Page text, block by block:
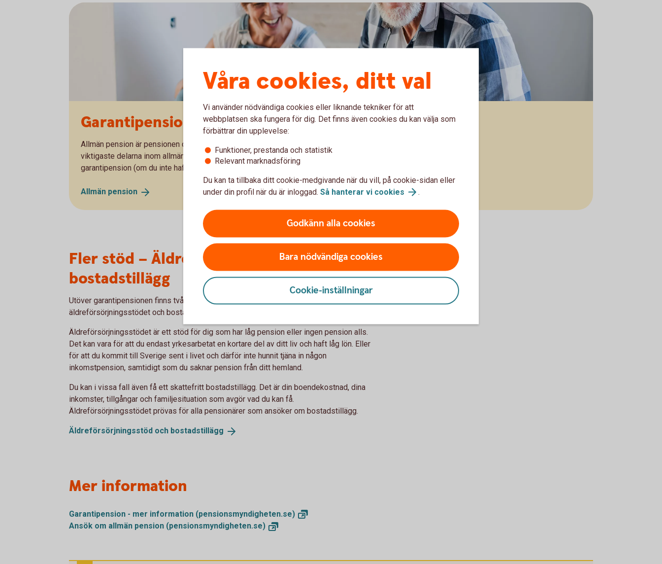
Garantipension – en del av allmän pension
Allmän pension är pensionen du får från staten om du arbetat eller bott i Sverige. De
viktigaste delarna inom allmän pension är inkomstpension, premiepension (PPM) och
garantipension (om du inte haft någon, eller låg, inkomst). Läs mer om allmän pension.
Allmän pension
Fler stöd – Äldreförsörjningsstöd och
bostadstillägg
Utöver garantipensionen finns två andra stöd som du i vissa fall kan få -
äldreförsörjningsstödet och bostadstillägg.
Äldreförsörjningsstödet är ett stöd för dig som har låg pension eller ingen pension alls.
Det kan vara för att du endast yrkesarbetat en kortare del av ditt liv och haft låg lön. Eller
för att du kommit till Sverige sent i livet och därför inte hunnit tjäna in någon
inkomstpension, samtidigt som du saknar pension från ditt hemland.
Du kan i vissa fall även få ett skattefritt bostadstillägg. Det är din boendekostnad, dina
inkomster, tillgångar och familjesituation som avgör vad du kan få.
Äldreförsörjningsstödet prövas för alla pensionärer som ansöker om bostadstillägg.
Äldreförsörjningsstöd och bostadstillägg
Mer information
Garantipension - mer information (pensionsmyndigheten.se)
Ansök om allmän pension (pensionsmyndigheten.se)
Våra cookies, ditt val
Vi använder nödvändiga cookies eller liknande tekniker för att
webbplatsen ska fungera för dig. Det finns även cookies du kan välja som
förbättrar din upplevelse:
Funktioner, prestanda och statistik
Relevant marknadsföring
Du kan ta tillbaka ditt cookie-medgivande när du vill, på cookie-sidan eller
under din profil när du är inloggad. Så hanterar vi cookies .
Godkänn alla cookies
Bara nödvändiga cookies
Cookie-inställningar